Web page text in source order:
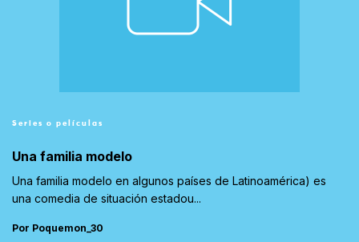
Series o películas
Una familia modelo
Una familia modelo en algunos países de Latinoamérica) es
una comedia de situación estadou...
Por Poquemon_30